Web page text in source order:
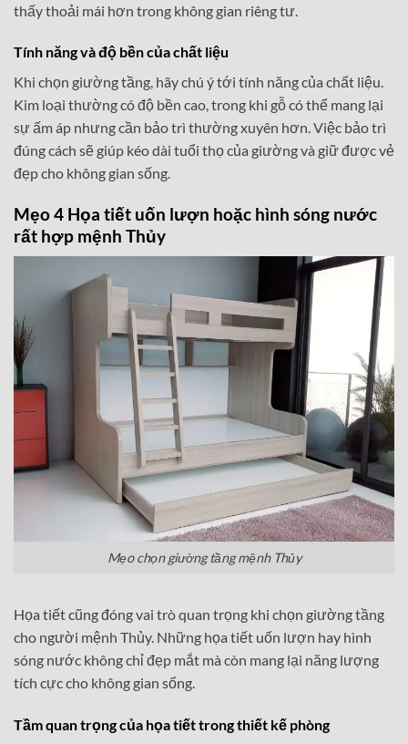
thấy thoải mái hơn trong không gian riêng tư.
Tính năng và độ bền của chất liệu
Khi chọn giường tầng, hãy chú ý tới tính năng của chất liệu.
Kim loại thường có độ bền cao, trong khi gỗ có thể mang lại
sự ấm áp nhưng cần bảo trì thường xuyên hơn. Việc bảo trì
đúng cách sẽ giúp kéo dài tuổi thọ của giường và giữ được vẻ
đẹp cho không gian sống.
Mẹo 4 Họa tiết uốn lượn hoặc hình sóng nước
rất hợp mệnh Thủy
Mẹo chọn giường tầng mệnh Thủy
Họa tiết cũng đóng vai trò quan trọng khi chọn giường tầng
cho người mệnh Thủy. Những họa tiết uốn lượn hay hình
sóng nước không chỉ đẹp mắt mà còn mang lại năng lượng
tích cực cho không gian sống.
Tầm quan trọng của họa tiết trong thiết kế phòng